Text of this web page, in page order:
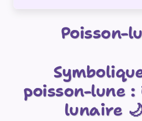
Poisson-
poisson-lune :
lunaire